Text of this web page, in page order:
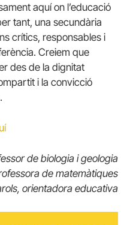
aquí on l’educació
tant, una secundària
crítics, responsables i
Creiem que
des de la dignitat
i la convicció
de biologia i geologia
de matemàtiques
orientadora educativa